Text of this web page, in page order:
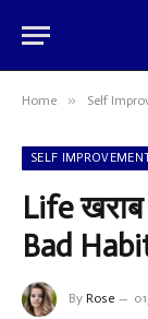
Home » Self
SELF
Life खराब
Bad
By Rose